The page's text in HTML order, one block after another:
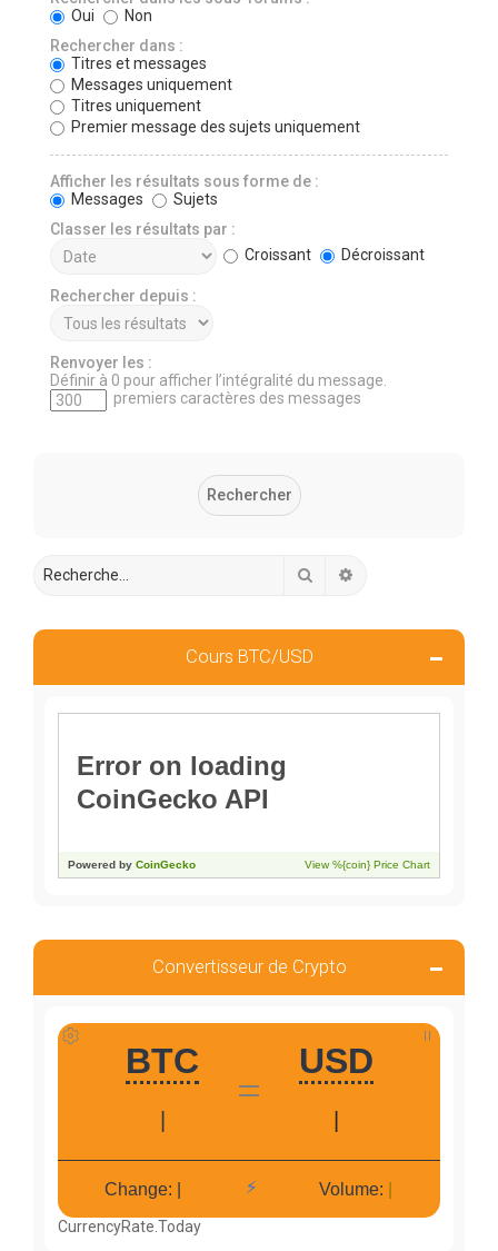
Oui
Non
Rechercher dans :
Titres et messages
Messages uniquement
Titres uniquement
Premier message des sujets uniquement
Afficher les résultats sous forme de :
Messages
Sujets
Classer les résultats par :
Croissant
Décroissant
Rechercher depuis :
Renvoyer les :
Définir à 0 pour afficher l’intégralité du message.
premiers caractères des messages
Rechercher
Cours BTC/USD
Convertisseur de Crypto
CurrencyRate.Today